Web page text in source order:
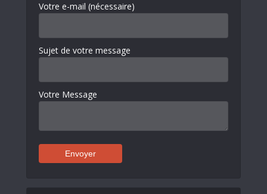
Votre e-mail (nécessaire)
Sujet de votre message
Votre Message